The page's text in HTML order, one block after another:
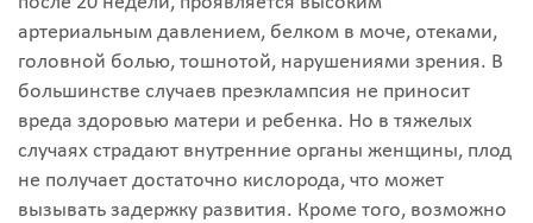
артериальным давлением, белком в моче, отеками,
головной болью, тошнотой, нарушениями зрения. В
большинстве случаев преэклампсия не приносит
вреда здоровью матери и ребенка. Но в тяжелых
случаях страдают внутренние органы женщины, плод
не получает достаточно кислорода, что может
вызывать задержку развития. Кроме того, возможно